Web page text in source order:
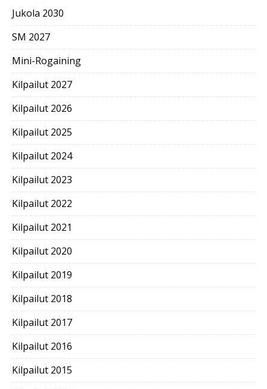
Jukola 2030
SM 2027
Mini-Rogaining
Kilpailut 2027
Kilpailut 2026
Kilpailut 2025
Kilpailut 2024
Kilpailut 2023
Kilpailut 2022
Kilpailut 2021
Kilpailut 2020
Kilpailut 2019
Kilpailut 2018
Kilpailut 2017
Kilpailut 2016
Kilpailut 2015